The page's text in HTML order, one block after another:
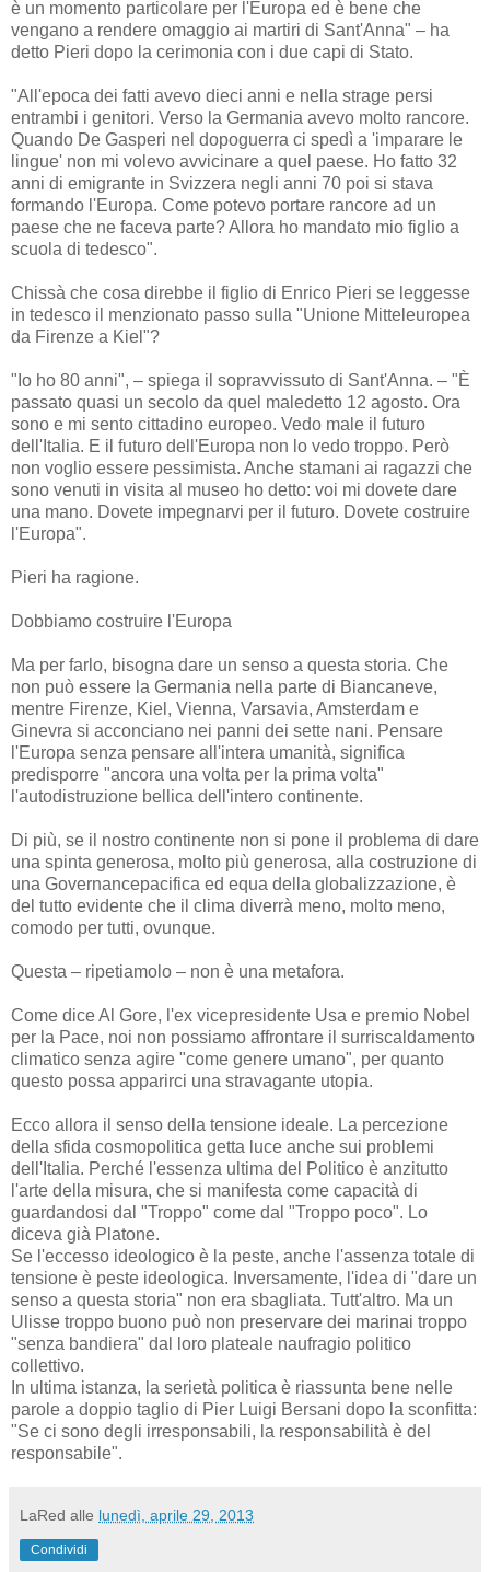
è un momento particolare per l'Europa ed è bene che
vengano a rendere omaggio ai martiri di Sant'Anna" – ha
detto Pieri dopo la cerimonia con i due capi di Stato.
"All'epoca dei fatti avevo dieci anni e nella strage persi
entrambi i genitori. Verso la Germania avevo molto rancore.
Quando De Gasperi nel dopoguerra ci spedì a 'imparare le
lingue' non mi volevo avvicinare a quel paese. Ho fatto 32
anni di emigrante in Svizzera negli anni 70 poi si stava
formando l'Europa. Come potevo portare rancore ad un
paese che ne faceva parte? Allora ho mandato mio figlio a
scuola di tedesco".
Chissà che cosa direbbe il figlio di Enrico Pieri se leggesse
in tedesco il menzionato passo sulla "Unione Mitteleuropea
da Firenze a Kiel"?
"Io ho 80 anni", – spiega il sopravvissuto di Sant'Anna. – "È
passato quasi un secolo da quel maledetto 12 agosto. Ora
sono e mi sento cittadino europeo. Vedo male il futuro
dell'Italia. E il futuro dell'Europa non lo vedo troppo. Però
non voglio essere pessimista. Anche stamani ai ragazzi che
sono venuti in visita al museo ho detto: voi mi dovete dare
una mano. Dovete impegnarvi per il futuro. Dovete costruire
l'Europa".
Pieri ha ragione.
Dobbiamo costruire l'Europa
Ma per farlo, bisogna dare un senso a questa storia. Che
non può essere la Germania nella parte di Biancaneve,
mentre Firenze, Kiel, Vienna, Varsavia, Amsterdam e
Ginevra si acconciano nei panni dei sette nani. Pensare
l'Europa senza pensare all'intera umanità, significa
predisporre "ancora una volta per la prima volta"
l'autodistruzione bellica dell'intero continente.
Di più, se il nostro continente non si pone il problema di dare
una spinta generosa, molto più generosa, alla costruzione di
una Governancepacifica ed equa della globalizzazione, è
del tutto evidente che il clima diverrà meno, molto meno,
comodo per tutti, ovunque.
Questa – ripetiamolo – non è una metafora.
Come dice Al Gore, l'ex vicepresidente Usa e premio Nobel
per la Pace, noi non possiamo affrontare il surriscaldamento
climatico senza agire "come genere umano", per quanto
questo possa apparirci una stravagante utopia.
Ecco allora il senso della tensione ideale. La percezione
della sfida cosmopolitica getta luce anche sui problemi
dell'Italia. Perché l'essenza ultima del Politico è anzitutto
l'arte della misura, che si manifesta come capacità di
guardandosi dal "Troppo" come dal "Troppo poco". Lo
diceva già Platone.
Se l'eccesso ideologico è la peste, anche l'assenza totale di
tensione è peste ideologica. Inversamente, l'idea di "dare un
senso a questa storia" non era sbagliata. Tutt'altro. Ma un
Ulisse troppo buono può non preservare dei marinai troppo
"senza bandiera" dal loro plateale naufragio politico
collettivo.
In ultima istanza, la serietà politica è riassunta bene nelle
parole a doppio taglio di Pier Luigi Bersani dopo la sconfitta:
"Se ci sono degli irresponsabili, la responsabilità è del
responsabile".
LaRed alle lunedì, aprile 29, 2013
Condividi